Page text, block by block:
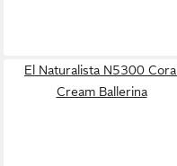
El Naturalista N5300 Coral
Cream Ballerina